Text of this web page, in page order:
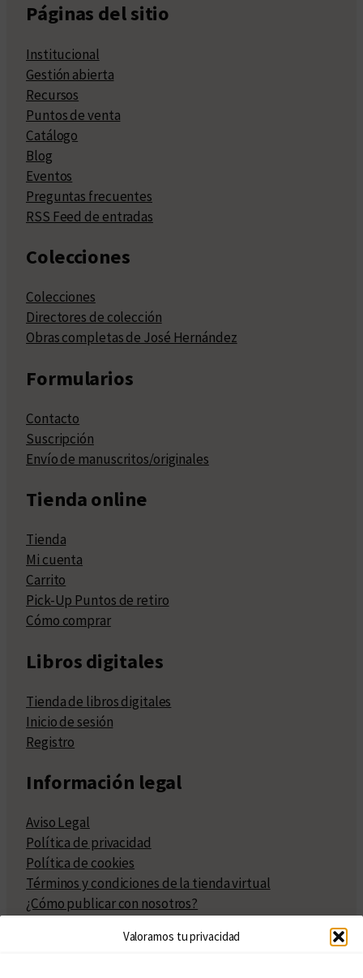
Valoramos tu privacidad
Páginas del sitio
Institucional
Gestión abierta
Recursos
Puntos de venta
Catálogo
Blog
Eventos
Preguntas frecuentes
RSS Feed de entradas
Colecciones
Colecciones
Directores de colección
Obras completas de José Hernández
Formularios
Contacto
Suscripción
Envío de manuscritos/originales
Tienda online
Tienda
Mi cuenta
Carrito
Pick-Up Puntos de retiro
Cómo comprar
Libros digitales
Tienda de libros digitales
Inicio de sesión
Registro
Información legal
Aviso Legal
Política de privacidad
Política de cookies
Términos y condiciones de la tienda virtual
¿Cómo publicar con nosotros?
Políticas de publicación